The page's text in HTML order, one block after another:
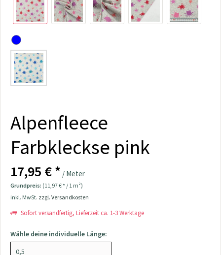
Alpenfleece
Farbkleckse pink
17,95 € * / Meter
Grundpreis: (11,97 € * / 1 m²)
inkl. MwSt. zzgl. Versandkosten
Sofort versandfertig, Lieferzeit ca. 1-3 Werktage
Wähle deine individuelle Länge: